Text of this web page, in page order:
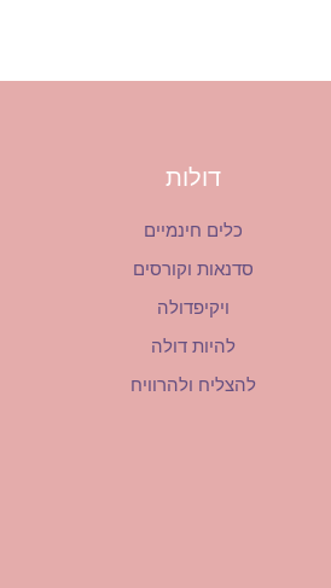
דולות
כלים חינמיים
סדנאות וקורסים
ויקיפדולה
להיות דולה
להצליח ולהרוויח